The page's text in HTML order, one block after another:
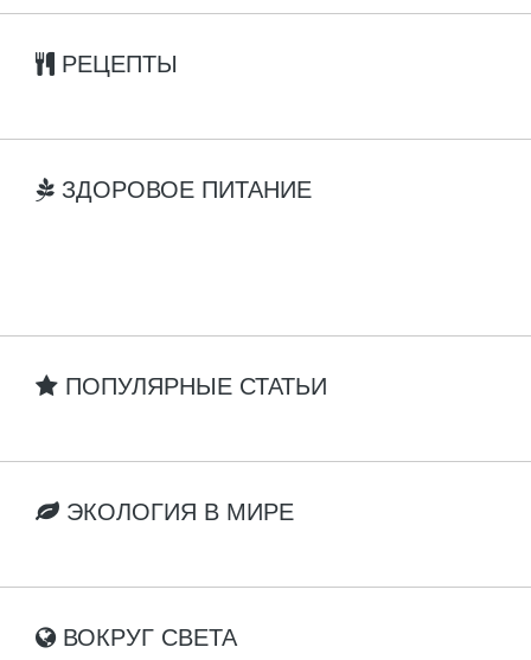
РЕЦЕПТЫ
ЗДОРОВОЕ ПИТАНИЕ
ПОПУЛЯРНЫЕ СТАТЬИ
ЭКОЛОГИЯ В МИРЕ
ВОКРУГ СВЕТА